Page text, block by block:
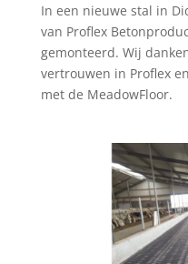
In een nieuwe stal in
van Proflex
gemonteerd. Wij
vertrouwen in Proflex
met de MeadowFloor.